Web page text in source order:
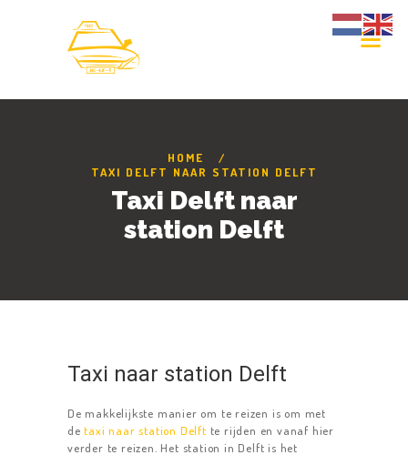
HOME
TAXI DELFT NAAR STATION DELFT
Taxi Delft naar
station Delft
Taxi naar station Delft
De makkelijkste manier om te reizen is om met
detaxi naar station Delft te rijden en vanaf hier
verder te reizen. Het station in Delft is het